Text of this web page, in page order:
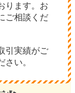
ります。お
ご相談くだ
引実績がご
い。